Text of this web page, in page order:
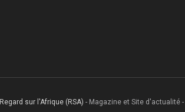
Regard sur l'Afrique (RSA) - Magazine et Site d'actualité